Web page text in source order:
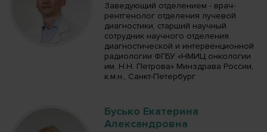
Заведующий отделением - врач-
рентгенолог отделения лучевой
диагностики, старший научный
сотрудник научного отделения
диагностической и интервенционной
радиологии ФГБУ «НМИЦ онкологии
им. Н.Н. Петрова» Минздрава России,
к.м.н., Санкт-Петербург
Бусько Екатерина
Александровна